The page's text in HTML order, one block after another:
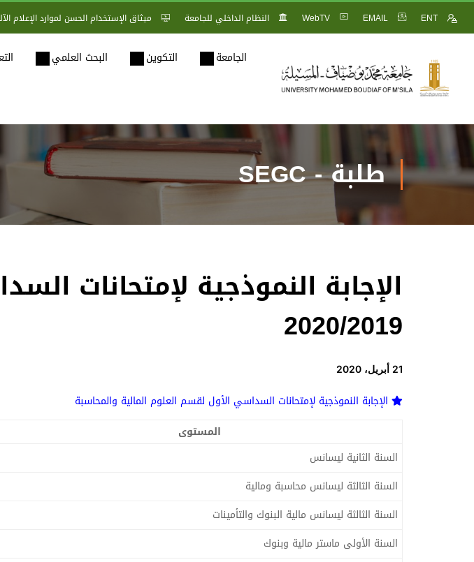
ENT
EMAIL
WebTV النظام الداخلي للجامعة ميثاق الإستخدام الحسن لموارد الإعلام
الجامعة التكوين البحث العلمي
طلبة - SEGC
الإجابة النموذجية لإمتحانات
2020/2019
21 أبريل، 2020
الإجابة النموذجية لإمتحانات السداسي الأول لقسم العلوم المالية والمحاسبة
المستوى
السنة الثانية ليسانس
السنة الثالثة ليسانس محاسبة ومالية
السنة الثالثة ليسانس مالية البنوك والتأمينات
السنة الأولى ماستر مالية وبنوك